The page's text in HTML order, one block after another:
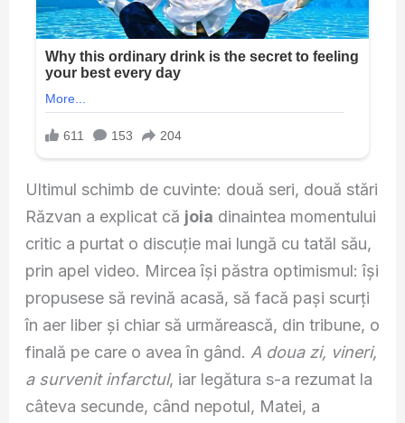
Ultimul schimb de cuvinte: două seri, două stări
Răzvan a explicat că joia dinaintea momentului
critic a purtat o discuție mai lungă cu tatăl său,
prin apel video. Mircea își păstra optimismul: își
propusese să revină acasă, să facă pași scurți
în aer liber și chiar să urmărească, din tribune, o
finală pe care o avea în gând. A doua zi, vineri,
a survenit infarctul, iar legătura s-a rezumat la
câteva secunde, când nepotul, Matei, a